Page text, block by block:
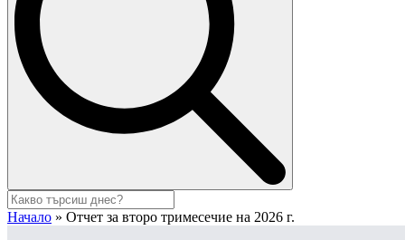
Начало » Отчет за второ тримесечие на 2026 г.